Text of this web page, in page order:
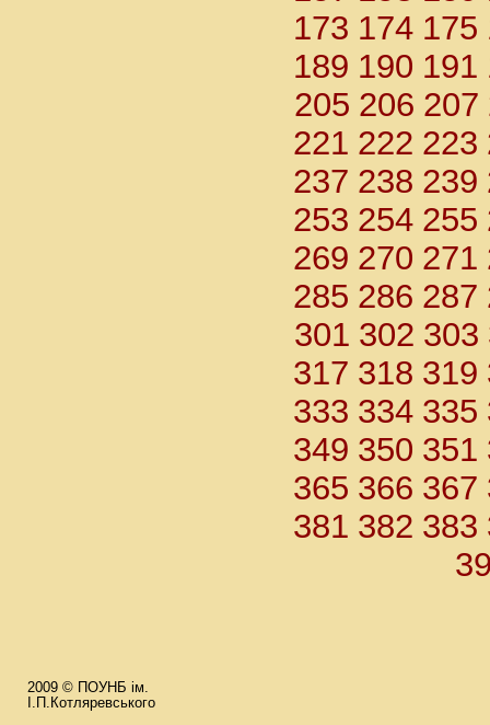
173 174 175
189 190 191
205 206 207
221 222 223
237 238 239
253 254 255
269 270 271
285 286 287
301 302 303
317 318 319
333 334 335
349 350 351
365 366 367
381 382 383
2009 © ПОУНБ ім.
І.П.Котляревського